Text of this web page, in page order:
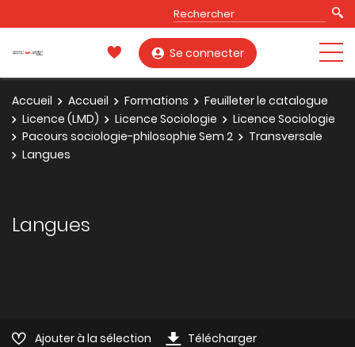
Se connecter
Accueil Accueil Formations
Feuilleter le catalogue
Licence (LMD)
Licence Sociologie
Licence Sociologie
Pacours sociologie-philosophie Sem 2
Transversale
Langues
Langues
Ajouter à la sélection Télécharger